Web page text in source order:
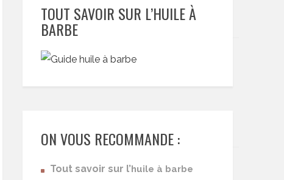
TOUT SAVOIR SUR L’HUILE À
BARBE
ON VOUS RECOMMANDE :
Tout savoir sur l’huile à barbe